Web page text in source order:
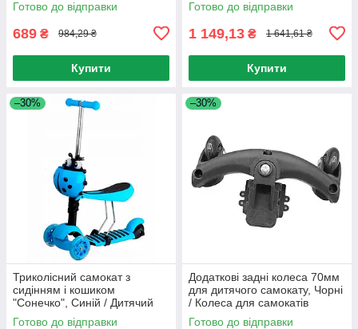
Готово до відправки
689 ₴ 984,29 ₴
Купити
Дитячий самокат із кошиком
Готово до відправки
1 149,13 ₴ 1 641,61 ₴
Купити
–30%
Триколісний самокат з
сидінням і кошиком
"Сонечко", Синій / Дитячий
самокат / Самокат для дітей
Готово до відправки
–30%
Додаткові задні колеса 70мм
для дитячого самокату, Чорні
/ Колеса для самокатів
Готово до відправки